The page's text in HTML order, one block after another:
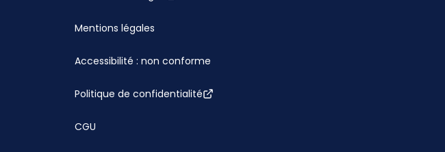
Mentions légales
Accessibilité : non conforme
Politique de confidentialité
CGU